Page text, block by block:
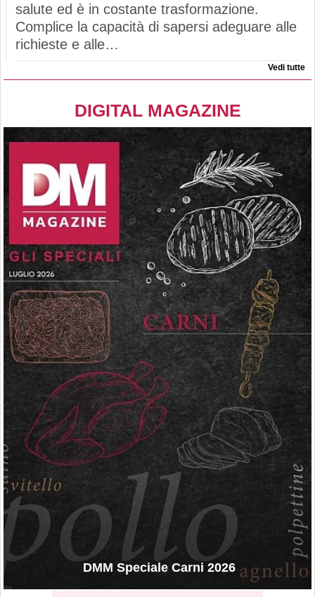
salute ed è in costante trasformazione.
Complice la capacità di sapersi adeguare alle
richieste e alle…
Vedi tutte
DIGITAL MAGAZINE
DMM Speciale Carni 2026